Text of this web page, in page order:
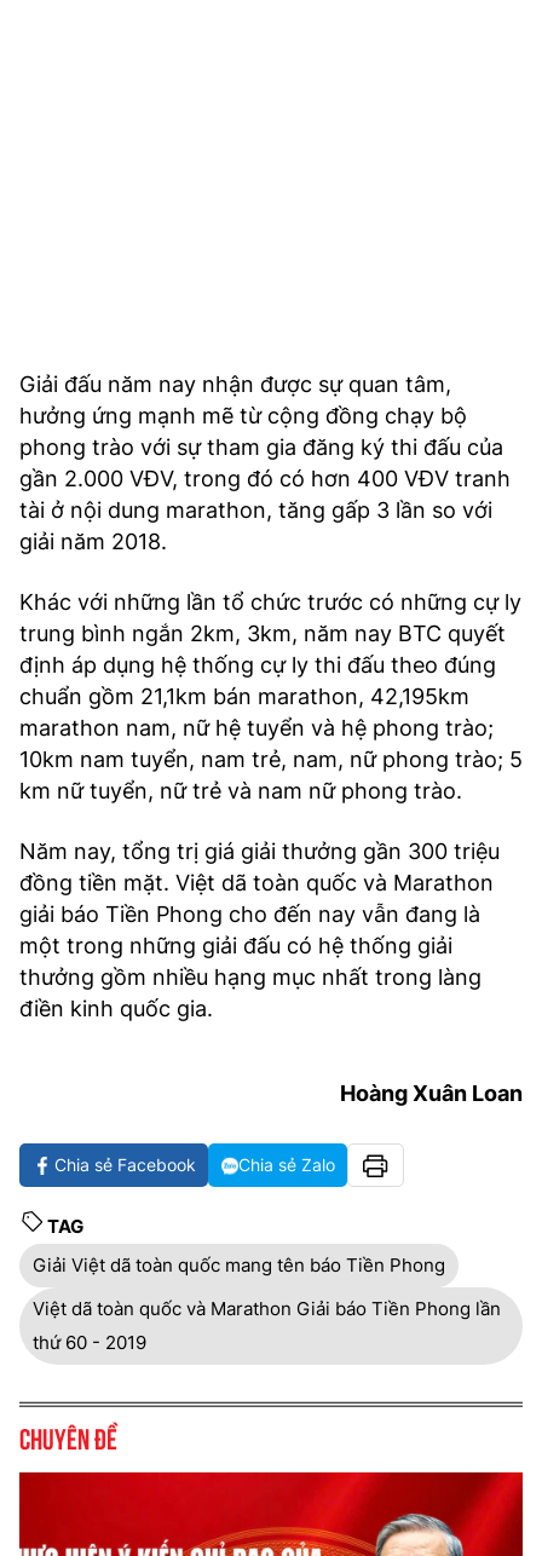
Giải đấu năm nay nhận được sự quan tâm,
hưởng ứng mạnh mẽ từ cộng đồng chạy bộ
phong trào với sự tham gia đăng ký thi đấu của
gần 2.000 VĐV, trong đó có hơn 400 VĐV tranh
tài ở nội dung marathon, tăng gấp 3 lần so với
giải năm 2018.
Khác với những lần tổ chức trước có những cự ly
trung bình ngắn 2km, 3km, năm nay BTC quyết
định áp dụng hệ thống cự ly thi đấu theo đúng
chuẩn gồm 21,1km bán marathon, 42,195km
marathon nam, nữ hệ tuyển và hệ phong trào;
10km nam tuyển, nam trẻ, nam, nữ phong trào; 5
km nữ tuyển, nữ trẻ và nam nữ phong trào.
Năm nay, tổng trị giá giải thưởng gần 300 triệu
đồng tiền mặt. Việt dã toàn quốc và Marathon
giải báo Tiền Phong cho đến nay vẫn đang là
một trong những giải đấu có hệ thống giải
thưởng gồm nhiều hạng mục nhất trong làng
điền kinh quốc gia.
Hoàng Xuân Loan
Chia sẻ Facebook Chia sẻ Zalo
TAG
Giải Việt dã toàn quốc mang tên báo Tiền Phong
Việt dã toàn quốc và Marathon Giải báo Tiền Phong lần
thứ 60 - 2019
Chuyên đề